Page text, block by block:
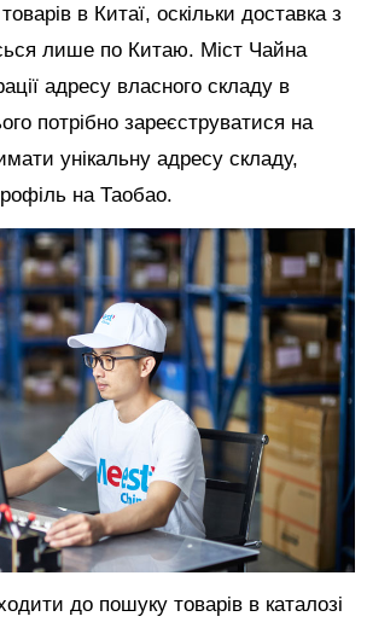
в Китаї, оскільки доставка з
лише по Китаю. Міст Чайна
адресу власного складу в
потрібно зареєструватися на
унікальну адресу складу,
на Таобао.
до пошуку товарів в каталозі